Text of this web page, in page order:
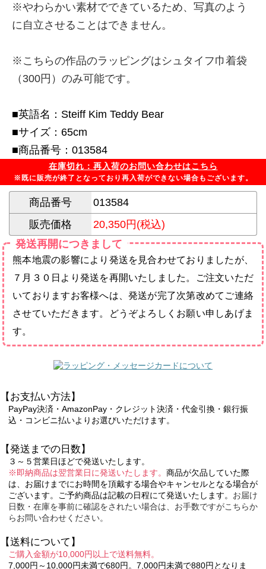
※やわらかい素材でできているため、写真のよう
に自立させることはできません。
※こちらの作品のラッピングはシュタイフ巾着袋
（300円）のみ可能です。
■英語名：Steiff Kim Teddy Bear
■サイズ：65cm
■商品番号：013584
在庫切れ：再入荷のお問い合わせはこちら
※既に販売が終了となっており再入荷ができない場合もございます。
商品番号
013584
販売価格
20,350円(税込)
発送再開につきまして
熊本地震の影響により発送を見合わせておりましたが、
７月３０日より発送を再開いたしました。ご注文いただ
いておりますお客様へは、発送が完了次第改めてご連絡
させていただきます。どうぞよろしくお願い申しあげま
す。
【お支払い方法】
PayPay決済・AmazonPay・クレジット決済・代金引換・銀行振
込・コンビニ払いよりお選びいただけます。
【発送までの日数】
３～５営業日ほどで発送いたします。
※即納商品は翌営業日に発送いたします。 商品が欠品していた際
は、お届けまでにお時間を頂戴する場合やキャンセルとなる場合が
ございます。ご予約商品は記載の日程にて発送いたします。 お届け
日数・在庫を事前に確認をされたい場合は、お手数ですがこちらか
らお問い合わせください。
【送料について】
ご購入金額が10,000円以上で送料無料。
7,000円～10,000円未満で680円。7,000円未満で880円となりま